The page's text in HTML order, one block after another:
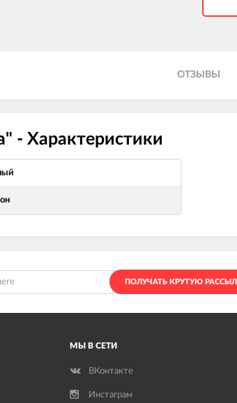
ОТЗЫВЫ
- Характеристики
ПОЛУЧАТЬ КРУТУЮ
МЫ В СЕТИ
ВКонтакте
Инстаграм